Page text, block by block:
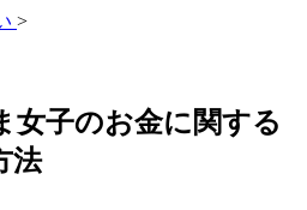
>
女子のお金に関する
法